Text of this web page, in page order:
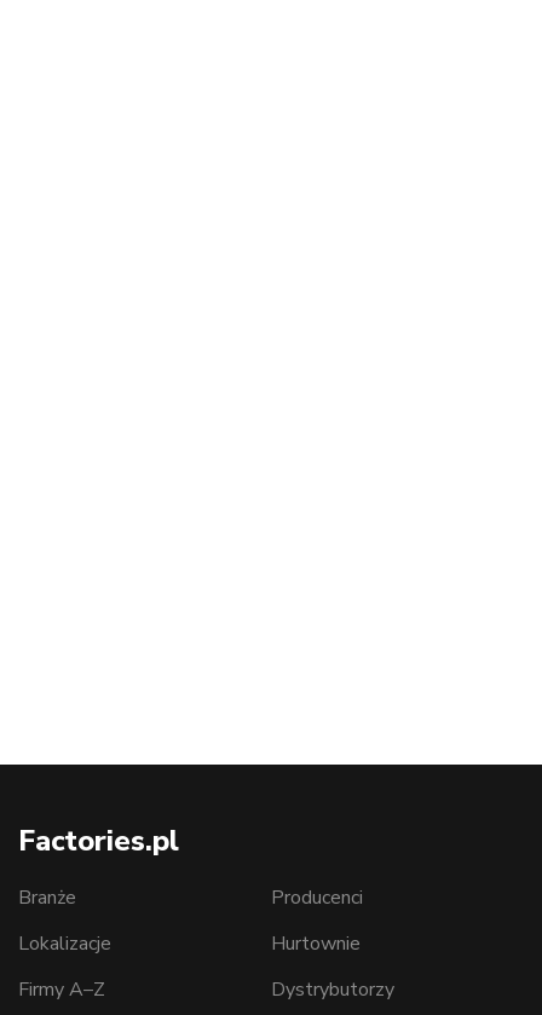
Factories.pl
Branże
Lokalizacje
Firmy A–Z
Producenci
Hurtownie
Dystrybutorzy